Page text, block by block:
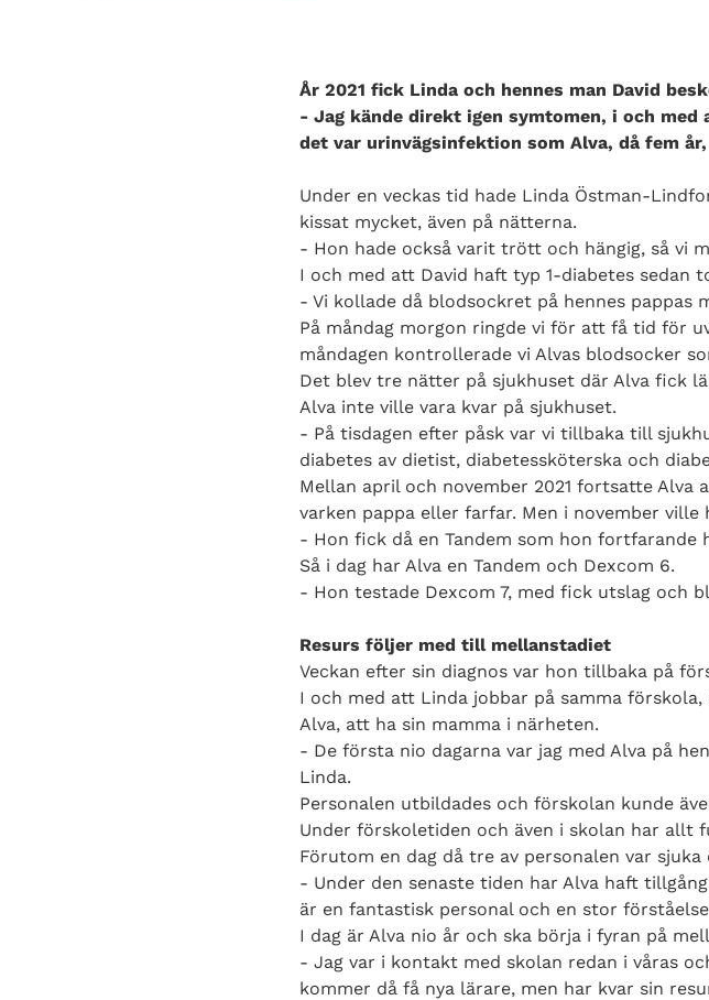
År 2021 fick Linda och hennes man David
- Jag kände direkt igen symtomen, i och
det var urinvägsinfektion som Alva, då fem år,
Under en veckas tid hade Linda Östman-
kissat mycket, även på nätterna.
- Hon hade också varit trött och hängig, så vi
I och med att David haft typ 1-diabetes sedan
- Vi kollade då blodsockret på hennes pappas
På måndag morgon ringde vi för att få tid för
måndagen kontrollerade vi Alvas blodsocker
Det blev tre nätter på sjukhuset där Alva fick
Alva inte ville vara kvar på sjukhuset.
- På tisdagen efter påsk var vi tillbaka till
diabetes av dietist, diabetessköterska och
Mellan april och november 2021 fortsatte
varken pappa eller farfar. Men i november
- Hon fick då en Tandem som hon fortfarande
Så i dag har Alva en Tandem och Dexcom 6.
- Hon testade Dexcom 7, med fick utslag och
Resurs följer med till mellanstadiet
Veckan efter sin diagnos var hon tillbaka på
I och med att Linda jobbar på samma
Alva, att ha sin mamma i närheten.
- De första nio dagarna var jag med Alva på
Linda.
Personalen utbildades och förskolan kunde
Under förskoletiden och även i skolan har allt
Förutom en dag då tre av personalen var
- Under den senaste tiden har Alva haft
är en fantastisk personal och en stor
I dag är Alva nio år och ska börja i fyran på
- Jag var i kontakt med skolan redan i våras
kommer då få nya lärare, men har kvar sin